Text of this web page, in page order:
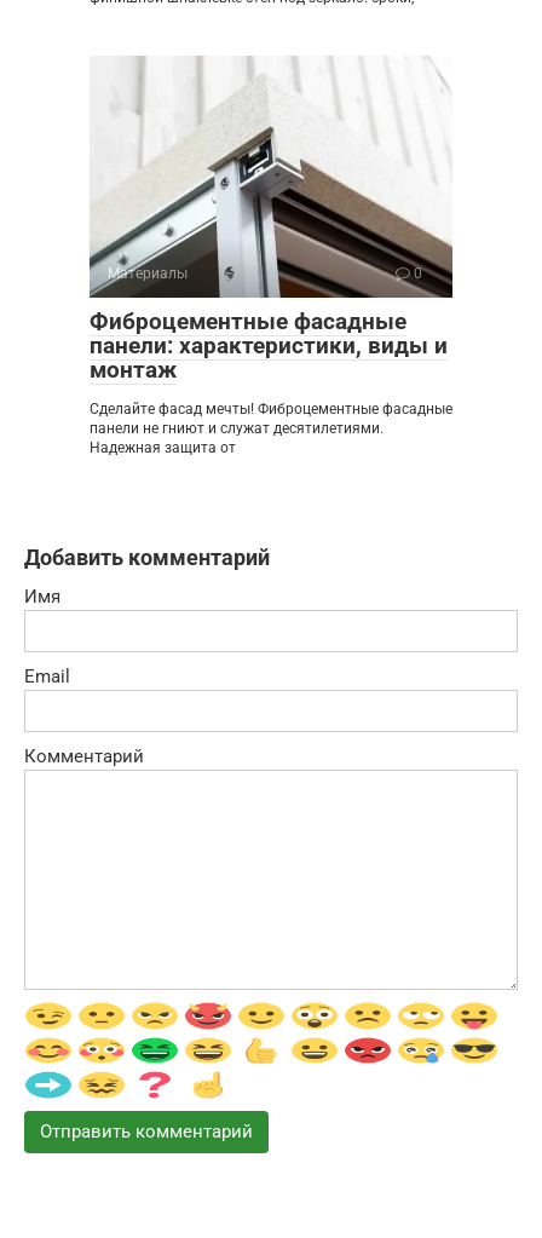
Материалы 0
Фиброцементные фасадные
панели: характеристики, виды и
монтаж
Сделайте фасад мечты! Фиброцементные фасадные
панели не гниют и служат десятилетиями.
Надежная защита от
Добавить комментарий
Имя
Email
Комментарий